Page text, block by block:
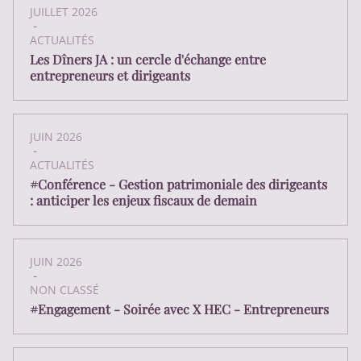
JUILLET 2026
-
ACTUALITÉS
Les Dîners JA : un cercle d'échange entre
entrepreneurs et dirigeants
JUIN 2026
-
ACTUALITÉS
#Conférence - Gestion patrimoniale des dirigeants
: anticiper les enjeux fiscaux de demain
JUIN 2026
-
NON CLASSÉ
#Engagement - Soirée avec X HEC - Entrepreneurs